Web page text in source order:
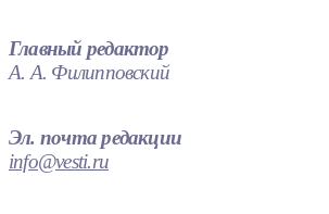
Главный редактор
А. А. Филипповский
Эл. почта редакции
info@vesti.ru